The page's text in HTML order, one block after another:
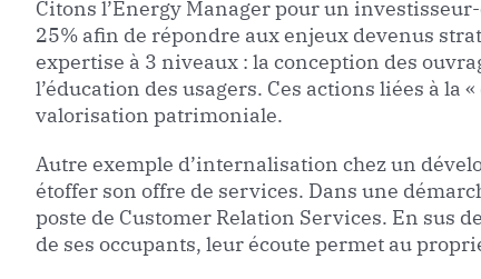
Citons l’Energy Manager pour un
25% afin de répondre aux enjeux devenus
expertise à 3 niveaux : la conception des
l’éducation des usagers. Ces actions liées à
valorisation patrimoniale.
Autre exemple d’internalisation chez un
étoffer son offre de services. Dans une
poste de Customer Relation Services. En sus
de ses occupants, leur écoute permet au